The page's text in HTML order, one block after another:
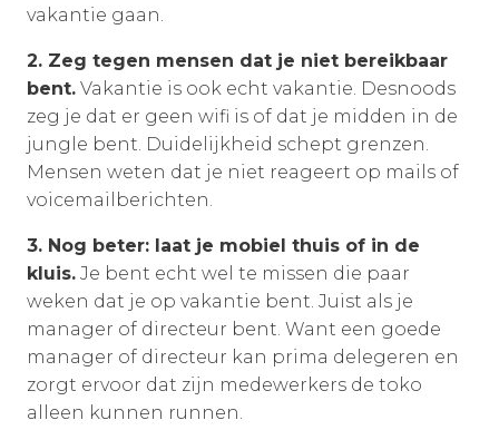
vakantie gaan.
2. Zeg tegen mensen dat je niet bereikbaar
bent. Vakantie is ook echt vakantie. Desnoods
zeg je dat er geen wifi is of dat je midden in de
jungle bent. Duidelijkheid schept grenzen.
Mensen weten dat je niet reageert op mails of
voicemailberichten.
3. Nog beter: laat je mobiel thuis of in de
kluis. Je bent echt wel te missen die paar
weken dat je op vakantie bent. Juist als je
manager of directeur bent. Want een goede
manager of directeur kan prima delegeren en
zorgt ervoor dat zijn medewerkers de toko
alleen kunnen runnen.